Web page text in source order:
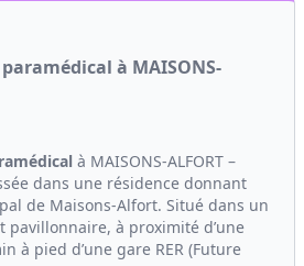
à MAISONS-
à MAISONS-ALFORT –
dans une résidence donnant
de Maisons-Alfort. Situé dans un
à proximité d’une
à pied d’une gare RER (Future